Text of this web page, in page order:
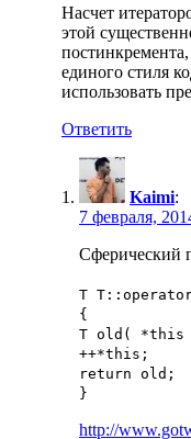
Насчет
этой
единого стиля
использовать
Ответить
Kaimi:
7 февраля,
Сферический
T
{
T old( *this
++*this;
return old;
}
http://